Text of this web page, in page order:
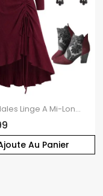
Au Panier
Sandales Linge A Mi-Longue en Tricot à Lacets avec Talon Bas